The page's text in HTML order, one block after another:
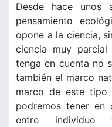
Desde hace unos
pensamiento
opone a la ciencia,
ciencia muy
tenga en cuenta no
también el marco
marco de este
podremos tener en
entre individuo